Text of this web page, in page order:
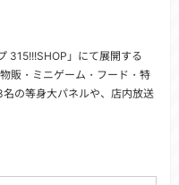
315!!!SHOP」にて展開する
販・ミニゲーム・フード・特
の等身大パネルや、店内放送